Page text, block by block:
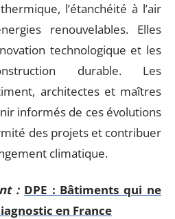
l’étanchéité à l’air
renouvelables. Elles
technologique et les
durable. Les
architectes et maîtres
informés de ces évolutions
des projets et contribuer
climatique.
: DPE : Bâtiments qui ne
en France